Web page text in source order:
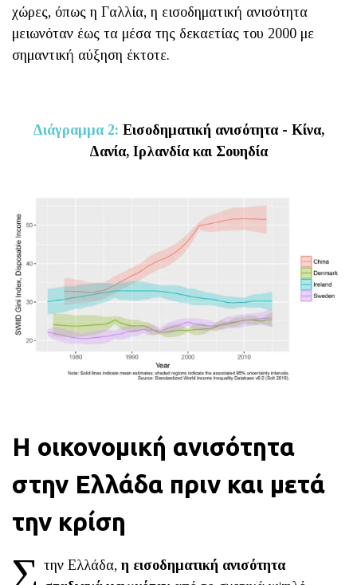
χώρες, όπως η Γαλλία, η εισοδηματική ανισότητα
μειωνόταν έως τα μέσα της δεκαετίας του 2000 με
σημαντική αύξηση έκτοτε.
Διάγραμμα 2: Εισοδηματική ανισότητα - Κίνα,
Δανία, Ιρλανδία και Σουηδία
Η οικονομική ανισότητα
στην Ελλάδα πριν και μετά
την κρίση
Σ την Ελλάδα, η εισοδηματική ανισότητα